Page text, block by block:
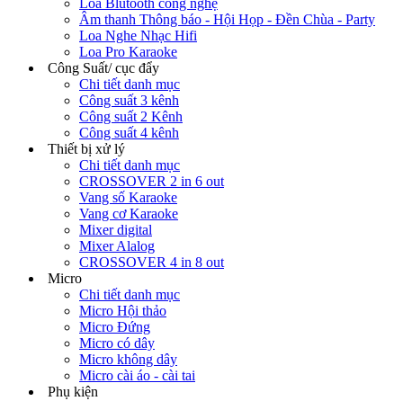
Loa Blutooth công nghệ
Âm thanh Thông báo - Hội Họp - Đền Chùa - Party
Loa Nghe Nhạc Hifi
Loa Pro Karaoke
Công Suất/ cục đẩy
Chi tiết danh mục
Công suất 3 kênh
Công suất 2 Kênh
Công suất 4 kênh
Thiết bị xử lý
Chi tiết danh mục
CROSSOVER 2 in 6 out
Vang số Karaoke
Vang cơ Karaoke
Mixer digital
Mixer Alalog
CROSSOVER 4 in 8 out
Micro
Chi tiết danh mục
Micro Hội thảo
Micro Đứng
Micro có dây
Micro không dây
Micro cài áo - cài tai
Phụ kiện